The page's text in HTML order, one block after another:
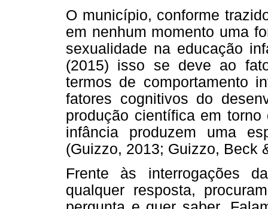
O município, conforme
em nenhum momento uma
sexualidade na educação
(2015) isso se deve ao
termos de comportamento
fatores cognitivos do
produção científica em
infância produzem uma
(Guizzo, 2013; Guizzo, Beck
Frente às interrogações
qualquer resposta,